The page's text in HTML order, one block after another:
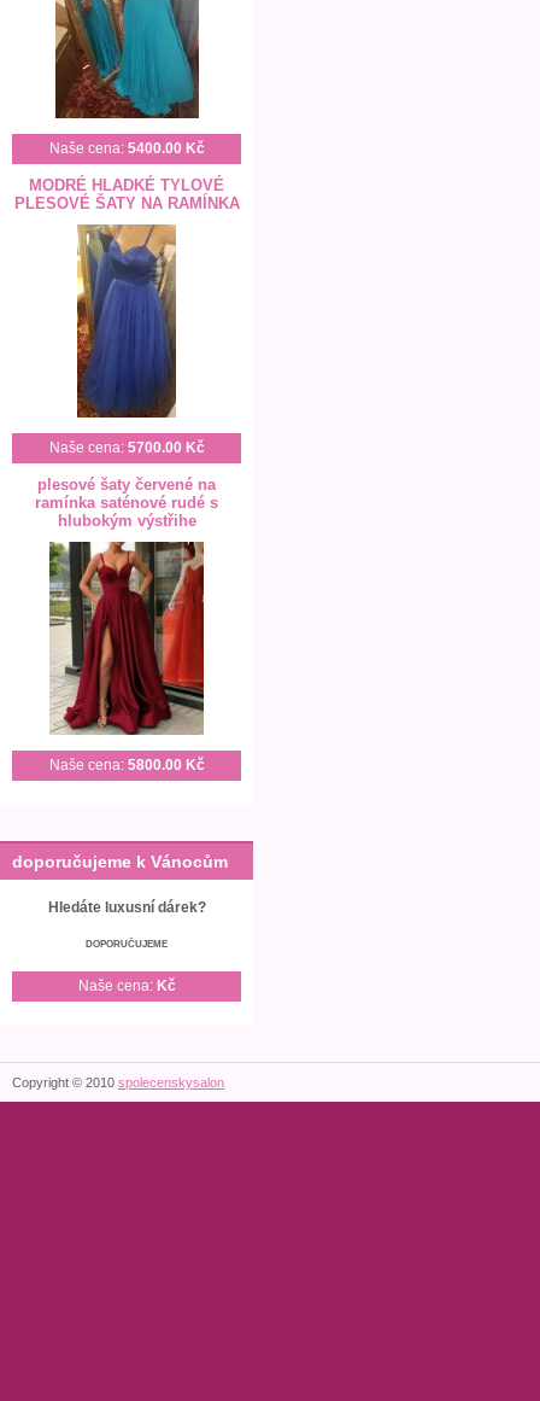
Naše cena: 5400.00 Kč
MODRÉ HLADKÉ TYLOVÉ
PLESOVÉ ŠATY NA RAMÍNKA
Naše cena: 5700.00 Kč
plesové šaty červené na
ramínka saténové rudé s
hlubokým výstřihe
Naše cena: 5800.00 Kč
doporučujeme k Vánocům
Hledáte luxusní dárek?
DOPORUČUJEME
Naše cena: Kč
Copyright © 2010 spolecenskysalon